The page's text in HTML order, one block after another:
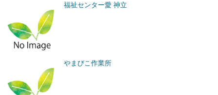
福祉センター愛 神立
やまびこ作業所